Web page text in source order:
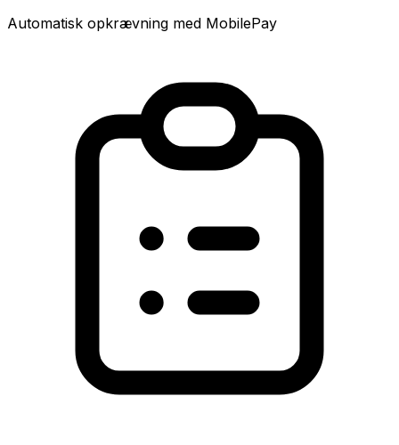
Automatisk opkrævning med MobilePay